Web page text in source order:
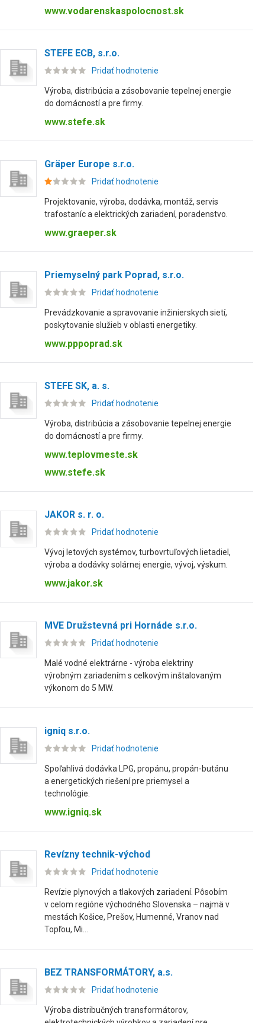
www.vodarenskaspolocnost.sk
STEFE ECB, s.r.o.
Pridať hodnotenie
Výroba, distribúcia a zásobovanie tepelnej energie
do domácností a pre firmy.
www.stefe.sk
Gräper Europe s.r.o.
Pridať hodnotenie
Projektovanie, výroba, dodávka, montáž, servis
trafostaníc a elektrických zariadení, poradenstvo.
www.graeper.sk
Priemyselný park Poprad, s.r.o.
Pridať hodnotenie
Prevádzkovanie a spravovanie inžinierskych sietí,
poskytovanie služieb v oblasti energetiky.
www.pppoprad.sk
STEFE SK, a. s.
Pridať hodnotenie
Výroba, distribúcia a zásobovanie tepelnej energie
do domácností a pre firmy.
www.teplovmeste.sk
www.stefe.sk
JAKOR s. r. o.
Pridať hodnotenie
Vývoj letových systémov, turbovrtuľových lietadiel,
výroba a dodávky solárnej energie, vývoj, výskum.
www.jakor.sk
MVE Družstevná pri Hornáde s.r.o.
Pridať hodnotenie
Malé vodné elektrárne - výroba elektriny
výrobným zariadením s celkovým inštalovaným
výkonom do 5 MW.
igniq s.r.o.
Pridať hodnotenie
Spoľahlivá dodávka LPG, propánu, propán-butánu
a energetických riešení pre priemysel a
technológie.
www.igniq.sk
Revízny technik-východ
Pridať hodnotenie
Revízie plynových a tlakových zariadení. Pôsobím
v celom regióne východného Slovenska – najmä v
mestách Košice, Prešov, Humenné, Vranov nad
Topľou, Mi...
BEZ TRANSFORMÁTORY, a.s.
Pridať hodnotenie
Výroba distribučných transformátorov,